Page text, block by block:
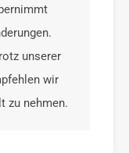
unserer
wir
zu nehmen.